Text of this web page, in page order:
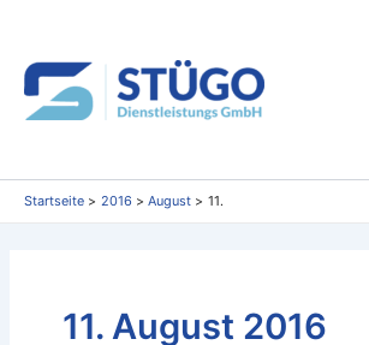
springen
Startseite 2016 August 11.
11. August 2016